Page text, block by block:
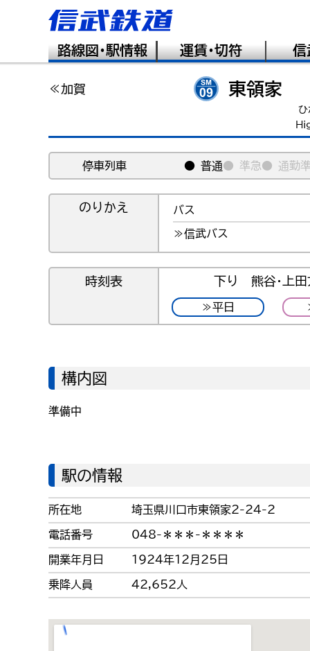
路線図･駅情報 運賃･切符 信
≪加賀 東領家
ひ
停車列車 ● 普通● 準急● 通勤
のりかえ バス
≫信武バス
時刻表 下り 熊谷･上田
≫平日
構内図
準備中
駅の情報
所在地 埼玉県川口市東領家2-24-2
電話番号 048-＊＊＊-＊＊＊＊
開業年月日 1924年12 月 25 日
乗降人員 42,652 人